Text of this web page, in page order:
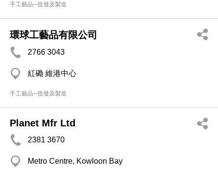
手工藝品─批發及製造
環球工藝品有限公司
2766 3043
紅磡 維港中心
手工藝品─批發及製造
Planet Mfr Ltd
2381 3670
Metro Centre, Kowloon Bay